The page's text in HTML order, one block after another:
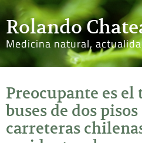
Rolando
Medicina natural,
Preocupante es el
buses de dos
carreteras